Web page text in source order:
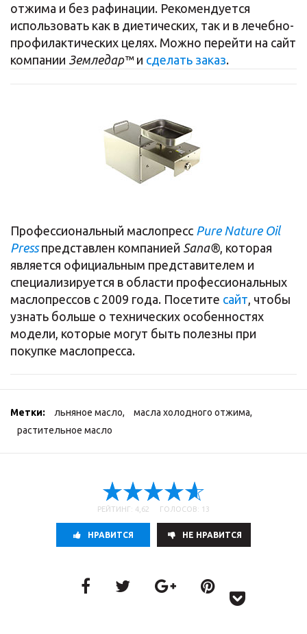
отжима и без рафинации. Рекомендуется
использовать как в диетических, так и в лечебно-
профилактических целях. Можно перейти на сайт
компании Земледар™и сделать заказ.
Профессиональный маслопресс Pure Nature Oil
Pressпредставлен компанией Sana® , которая
является официальным представителем и
специализируется в области профессиональных
маслопрессов с 2009 года. Посетите сайт , чтобы
узнать больше о технических особенностях
модели, которые могут быть полезны при
покупке маслопресса.
Метки: льняное масло, масла холодного отжима,
растительное масло
РЕЙТИНГ: 4,62 ГОЛОСОВ: 13
НРАВИТСЯ НE НРАВИТСЯ